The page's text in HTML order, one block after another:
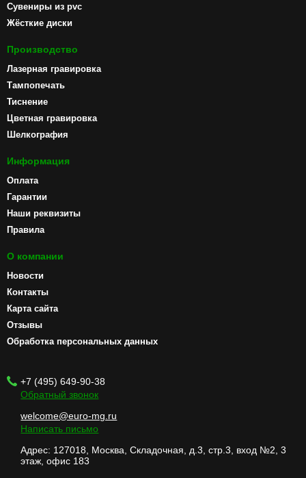
Сувениры из pvc
Жёсткие диски
Производство
Лазерная гравировка
Тампопечать
Тиснение
Цветная гравировка
Шелкография
Информация
Оплата
Гарантии
Наши реквизиты
Правила
О компании
Новости
Контакты
Карта сайта
Отзывы
Обработка персональных данных
+7 (495) 649-90-38
Обратный звонок
welcome@euro-mg.ru
Написать письмо
Адрес: 127018, Москва, Складочная, д.3, стр.3, вход №2, 3
этаж, офис 183